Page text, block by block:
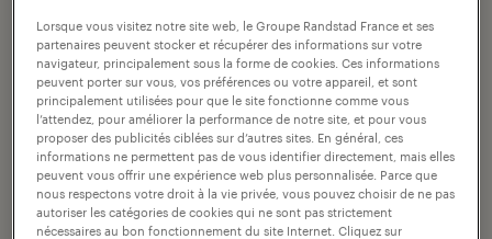
nombre de postes
secteur
recherche / ingénierie
numéro de référence
307-U59-R001114_01R
Lorsque vous visitez notre site web, le Groupe Randstad France et ses
partenaires peuvent stocker et récupérer des informations sur votre
navigateur, principalement sous la forme de cookies. Ces informations
peuvent porter sur vous, vos préférences ou votre appareil, et sont
principalement utilisées pour que le site fonctionne comme vous
l’attendez, pour améliorer la performance de notre site, et pour vous
proposer des publicités ciblées sur d’autres sites. En général, ces
informations ne permettent pas de vous identifier directement, mais elles
peuvent vous offrir une expérience web plus personnalisée. Parce que
nous respectons votre droit à la vie privée, vous pouvez choisir de ne pas
autoriser les catégories de cookies qui ne sont pas strictement
nécessaires au bon fonctionnement du site Internet. Cliquez sur